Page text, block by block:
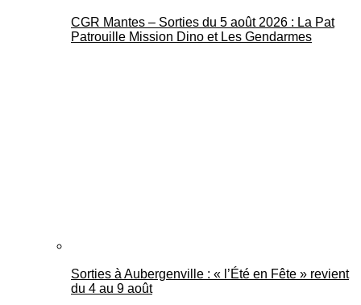
CGR Mantes – Sorties du 5 août 2026 : La Pat
Patrouille Mission Dino et Les Gendarmes
Sorties à Aubergenville : « l’Été en Fête » revient
du 4 au 9 août